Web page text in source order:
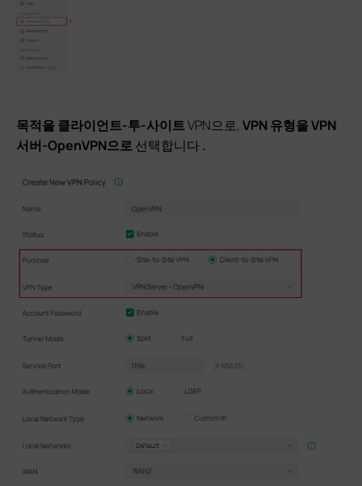
목적을클라이언트-투-사이트VPN으로, VPN 유형을VPN
서버-OpenVPN으로선택합니다.